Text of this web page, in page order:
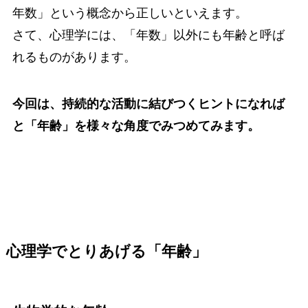
年数」という概念から正しいといえます。
さて、心理学には、「年数」以外にも年齢と呼ば
れるものがあります。
今回は、持続的な活動に結びつくヒントになれば
と「年齢」を様々な角度でみつめてみます。
心理学でとりあげる「年齢」